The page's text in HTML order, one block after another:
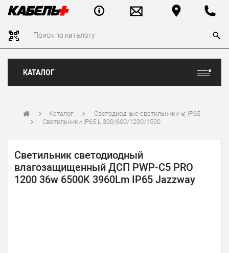
КАТАЛОГ
Каталог
Светодиодные светильники ⩽ IP65
Светильники IP65 L 300/600/1200/1500
Светильник светодиодный
влагозащищенный ДСП PWP-C5 PRO
1200 36w 6500K 3960Lm IP65 Jazzway